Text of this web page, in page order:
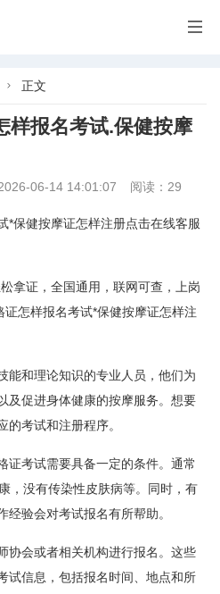

 正文
样报名考试.保健按摩
06-14 14:01:07 阅读：29
*保健按摩证怎样注册点击在线客服
拿证，全国通用，联网可查，上岗
怎样报名考试*保健按摩证怎样注
能和理论知识的专业人员，他们为
及促进身体健康的按摩服务。想要
的考试和注册程序。
证考试需要具备一定的条件。通常
，没有传染性皮肤病等。同时，有
验会对考试报名有所帮助。
协会或者相关机构进行报名。这些
试信息，包括报名时间、地点和所